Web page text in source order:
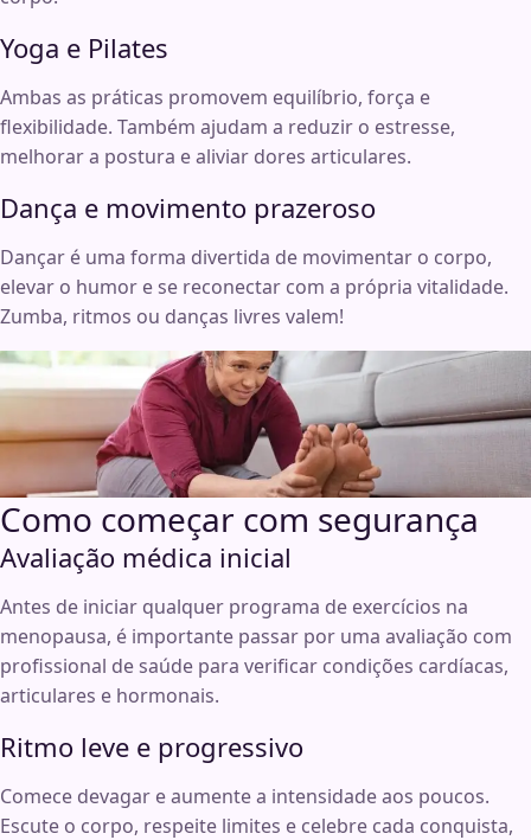
Yoga e Pilates
Ambas as práticas promovem equilíbrio, força e
flexibilidade. Também ajudam a reduzir o estresse,
melhorar a postura e aliviar dores articulares.
Dança e movimento prazeroso
Dançar é uma forma divertida de movimentar o corpo,
elevar o humor e se reconectar com a própria vitalidade.
Zumba, ritmos ou danças livres valem!
Como começar com segurança
Avaliação médica inicial
Antes de iniciar qualquer programa de exercícios na
menopausa, é importante passar por uma avaliação com
profissional de saúde para verificar condições cardíacas,
articulares e hormonais.
Ritmo leve e progressivo
Comece devagar e aumente a intensidade aos poucos.
Escute o corpo, respeite limites e celebre cada conquista,